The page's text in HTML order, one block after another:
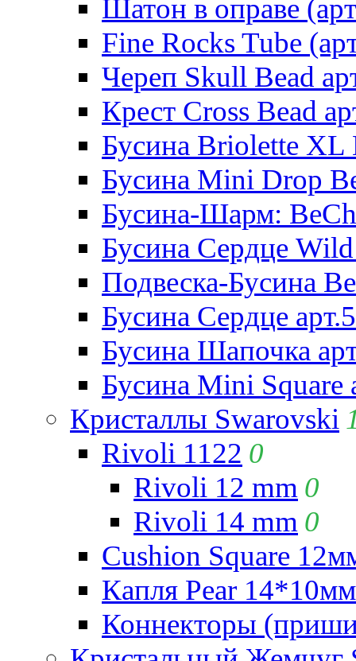
Шатон в оправе
Fine Rocks Tube
Череп Skull Bead
Крест Cross Bead
Бусина Briolette XL
Бусина Mini Drop
Бусина-Шарм:
Бусина Сердце
Подвеска-Бусина
Бусина Сердце
Бусина Шапочка
Бусина Mini Square
Кристаллы Swarovski
Rivoli 1122 0
Rivoli 12 mm 0
Rivoli 14 mm 0
Cushion Square
Капля Pear
Коннекторы